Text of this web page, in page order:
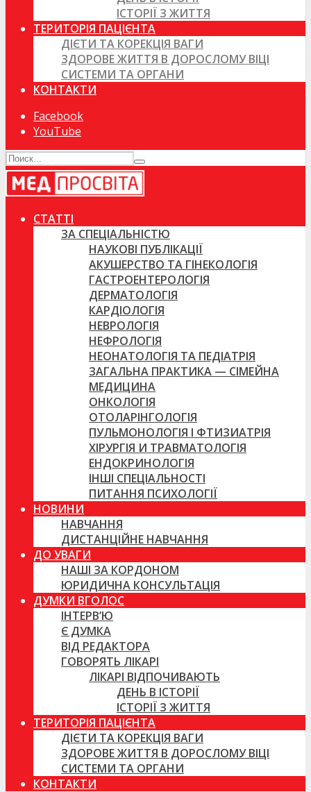
ІСТОРІЇ З ЖИТТЯ
ТЕРИТОРІЯ ПАЦІЄНТА
ДІЄТИ ТА КОРЕКЦІЯ ВАГИ
ЗДОРОВЕ ЖИТТЯ В ДОРОСЛОМУ ВІЦІ
СИСТЕМИ ТА ОРГАНИ
КОНТАКТИ
Facebook
YouTube
СТАТТІ
ЗА СПЕЦІАЛЬНІСТЮ
НАУКОВІ ПУБЛІКАЦІЇ
АКУШЕРСТВО ТА ГІНЕКОЛОГІЯ
ГАСТРОЕНТЕРОЛОГІЯ
ДЕРМАТОЛОГІЯ
КАРДІОЛОГІЯ
НЕВРОЛОГІЯ
НЕФРОЛОГІЯ
НЕОНАТОЛОГІЯ ТА ПЕДІАТРІЯ
ЗАГАЛЬНА ПРАКТИКА — СІМЕЙНА
МЕДИЦИНА
ОНКОЛОГІЯ
ОТОЛАРІНГОЛОГІЯ
ПУЛЬМОНОЛОГІЯ І ФТИЗИАТРІЯ
ХІРУРГІЯ И ТРАВМАТОЛОГІЯ
ЕНДОКРИНОЛОГІЯ
ІНШІ СПЕЦІАЛЬНОСТІ
ПИТАННЯ ПСИХОЛОГІЇ
НОВИНИ
НАВЧАННЯ
ДИСТАНЦІЙНЕ НАВЧАННЯ
ДО УВАГИ
НАШІ ЗА КОРДОНОМ
ЮРИДИЧНА КОНСУЛЬТАЦІЯ
ДУМКИ ВГОЛОС
ІНТЕРВ’Ю
Є ДУМКА
ВІД РЕДАКТОРА
ГОВОРЯТЬ ЛІКАРІ
ЛІКАРІ ВІДПОЧИВАЮТЬ
ДЕНЬ В ІСТОРІЇ
ІСТОРІЇ З ЖИТТЯ
ТЕРИТОРІЯ ПАЦІЄНТА
ДІЄТИ ТА КОРЕКЦІЯ ВАГИ
ЗДОРОВЕ ЖИТТЯ В ДОРОСЛОМУ ВІЦІ
СИСТЕМИ ТА ОРГАНИ
КОНТАКТИ